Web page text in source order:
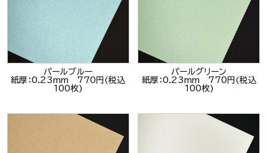
パールブルー
紙厚：0.23mm 770円(税込
100枚)
パールグリーン
紙厚：0.23mm 770円(税込
100枚)